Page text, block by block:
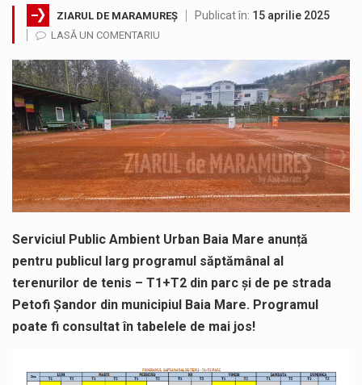
Municipiul Baia Mare, prin Serviciul Public Comunitar Local de Evidență a Persoanelor - Serviciul Evidența Persoanelor, îi informează pe cetățenii…
Tot mai multi băimăreni semnalează prezența cersetorilor de etnie romă pe raza municipiului. Orasul este la propriu impânzit de ei…
Fostul deputat si primar Cătălin Cherecheș a fost invitat la Horia Nasra Show unde a sustinut o dezbatere pe teme…
Liceul Ucrainean „Taras Șevcenko” din Sighetu Marmației, singurul liceu din România cu predare în limba ucraineană, are potențialul de a-și…
Proiectul pentru reconstrucția definitivă a podului peste râul Săsar din Baia Mare avansează într-o nouă etapă concretă. După asigurarea finanțării…
COD GALBEN. Interval de valabilitate: 07 august, ora 12.00 – 07 august, ora 23.00 / Fenomene vizate: instabilitate atmosferică, intensificări…
ZIARUL DE MARAMUREȘ Publicat în: 15 aprilie 2025
LASĂ UN COMENTARIU
Serviciul Public Ambient Urban Baia Mare anunță
pentru publicul larg programul săptămânal al
terenurilor de tenis – T1+T2 din parc și de pe strada
Petofi Șandor din municipiul Baia Mare. Programul
poate fi consultat în tabelele de mai jos!